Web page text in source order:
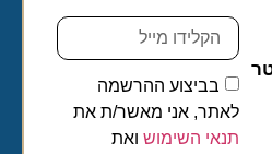
בביצוע ההרשמה
לאתר, אני מאשר/ת את
תנאי השימושואת